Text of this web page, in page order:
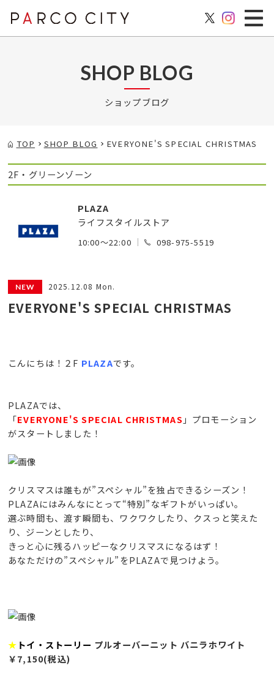
SHOP BLOG
ショップブログ
TOP SHOP BLOG EVERYONE'S SPECIAL CHRISTMAS
2F・グリーンゾーン
PLAZA
ライフスタイルストア
10:00～22:00 098-975-5519
2025.12.08 Mon.
EVERYONE'S SPECIAL CHRISTMAS
こんにちは！２F PLAZAです。
PLAZAでは、
「EVERYONE'S SPECIAL CHRISTMAS 」プロモーション
がスタートしました！
クリスマスは誰もが”スペシャル”を独占できるシーズン！
PLAZAにはみんなにとって“特別”なギフトがいっぱい。
選ぶ時間も、渡す瞬間も、ワクワクしたり、クスっと笑えた
り、ジーンとしたり、
きっと心に残るハッピーなクリスマスになるはず！
あなただけの”スペシャル”をPLAZAで見つけよう。
★ トイ・ストーリー プルオーバーニット バニラホワイト
￥7,150(税込)